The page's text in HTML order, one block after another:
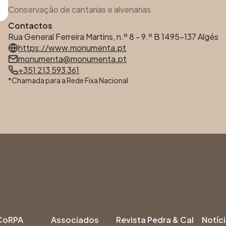
Conservação de cantarias e alvenarias.
Contactos
Rua General Ferreira Martins, n.º 8 - 9.º B 1495-137 Algés
https://www.monumenta.pt
monumenta@monumenta.pt
+351 213 593 361
*Chamada para a Rede Fixa Nacional
Associados Revista Pedra & Cal